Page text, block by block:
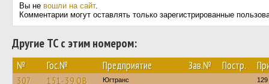
Вы не вошли на сайт.
Комментарии могут оставлять только зарегистрированные
Другие ТС с этим номером:
№ Гос.№ Предприятие Зав.№ Постр.
307 151-39 ОВ Югтранс 129